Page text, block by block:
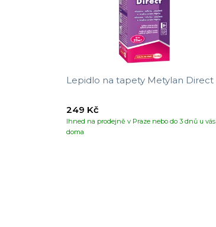
Lepidlo na tapety Metylan Direct
Ihned na prodejně v Praze nebo do 3 dnů u vás
doma
249 Kč